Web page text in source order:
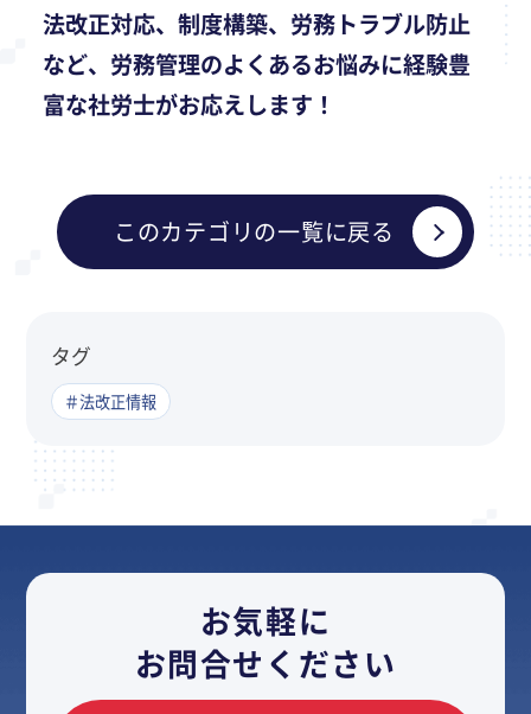
法改正対応、制度構築、労務トラブル防止
など、労務管理のよくあるお悩みに経験豊
富な社労士がお応えします！
このカテゴリの一覧に戻る
タグ
＃法改正情報
お気軽に
お問合せください